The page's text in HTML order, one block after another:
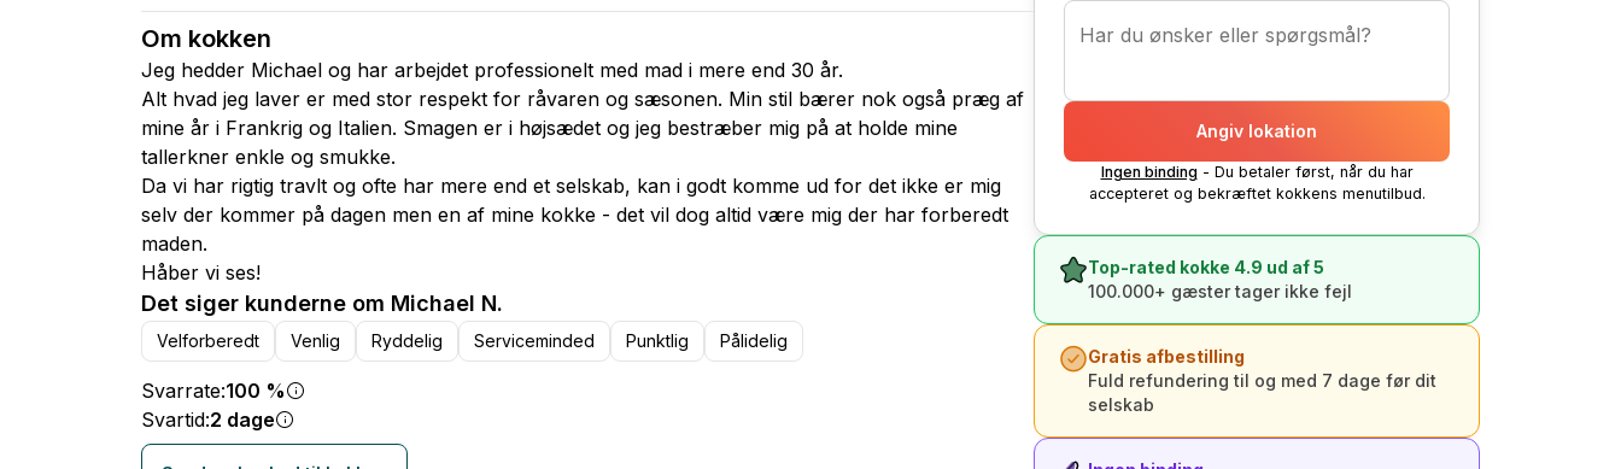
Om kokken
Jeg hedder Michael og har arbejdet professionelt med mad i mere end 30 år.
Alt hvad jeg laver er med stor respekt for råvaren og sæsonen. Min stil bærer nok også præg af
mine år i Frankrig og Italien. Smagen er i højsædet og jeg bestræber mig på at holde mine
tallerkner enkle og smukke.
Da vi har rigtig travlt og ofte har mere end et selskab, kan i godt komme ud for det ikke er mig
selv der kommer på dagen men en af mine kokke - det vil dog altid være mig der har forberedt
maden.
Håber vi ses!
Det siger kunderne om Michael N.
Velforberedt Venlig Ryddelig Serviceminded Punktlig Pålidelig
Svarrate:100 %
Svartid:2 dage
Har du ønsker eller spørgsmål?
Angiv lokation
Ingen binding - Du betaler først, når du har
accepteret og bekræftet kokkens menutilbud.
Top-rated kokke 4.9 ud af 5
100.000+ gæster tager ikke fejl
Gratis afbestilling
Fuld refundering til og med 7 dage før dit
selskab